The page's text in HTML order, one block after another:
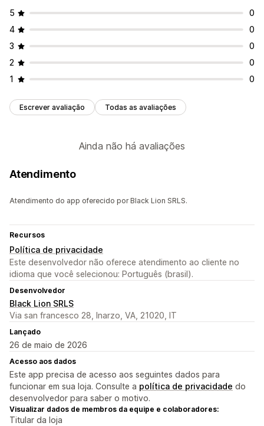
5
0
4
0
3
0
2
0
1
0
Escrever avaliação Todas as avaliações
Ainda não há avaliações
Atendimento
Atendimento do app oferecido por Black Lion SRLS.
Recursos
Política de privacidade
Este desenvolvedor não oferece atendimento ao cliente no
idioma que você selecionou: Português (brasil).
Desenvolvedor
Black Lion SRLS
Via san francesco 28, Inarzo, VA, 21020, IT
Lançado
26 de maio de 2026
Acesso aos dados
Este app precisa de acesso aos seguintes dados para
funcionar em sua loja. Consulte a política de privacidade do
desenvolvedor para saber o motivo.
Visualizar dados de membros da equipe e colaboradores:
Titular da loja